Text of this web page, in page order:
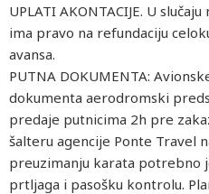
UPLATI AKONTACIJE. U
ima pravo na refundaciju
avansa.
PUTNA DOKUMENTA:
dokumenta aerodromski
predaje putnicima 2h pre
šalteru agencije Ponte Travel
preuzimanju karata potrebno
prtljaga i pasošku kontrolu.